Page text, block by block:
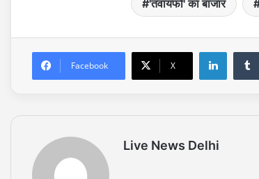
'तवायफों' का बाजार
Facebook X
Live News Delhi